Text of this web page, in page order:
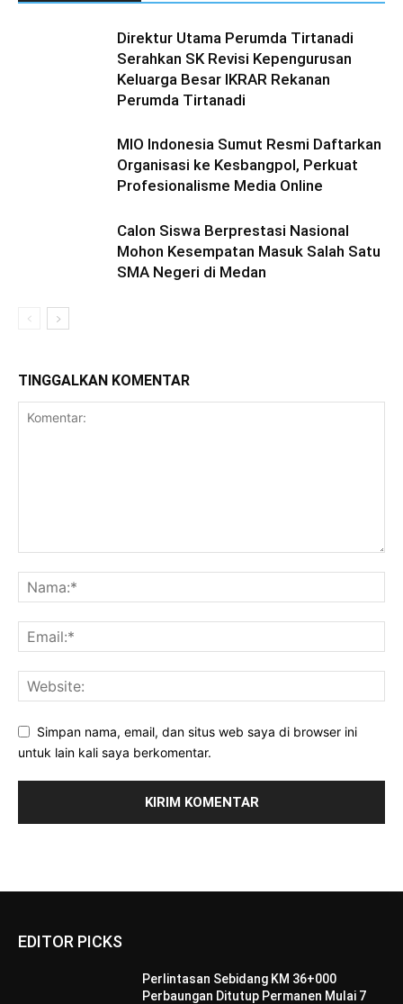
Direktur Utama Perumda Tirtanadi
Serahkan SK Revisi Kepengurusan
Keluarga Besar IKRAR Rekanan
Perumda Tirtanadi
MIO Indonesia Sumut Resmi Daftarkan
Organisasi ke Kesbangpol, Perkuat
Profesionalisme Media Online
Calon Siswa Berprestasi Nasional
Mohon Kesempatan Masuk Salah Satu
SMA Negeri di Medan
TINGGALKAN KOMENTAR
Simpan nama, email, dan situs web saya di browser ini
untuk lain kali saya berkomentar.
EDITOR PICKS
Perlintasan Sebidang KM 36+000
Perbaungan Ditutup Permanen Mulai 7